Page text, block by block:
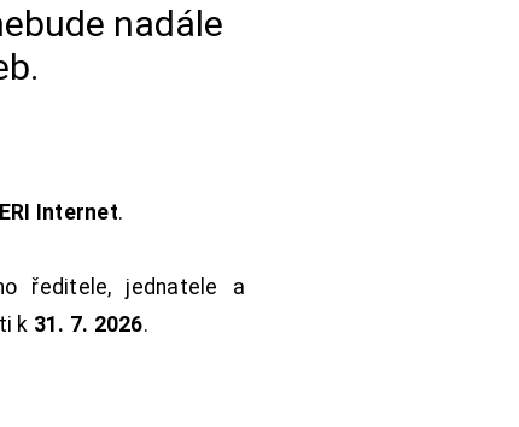
nadále
ERI Internet.
ředitele, jednatele a
k 31. 7. 2026.